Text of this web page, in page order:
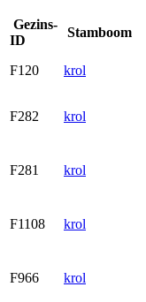
Gezins-
ID
Stamboom
F120 krol
F282 krol
F281 krol
F1108 krol
F966 krol